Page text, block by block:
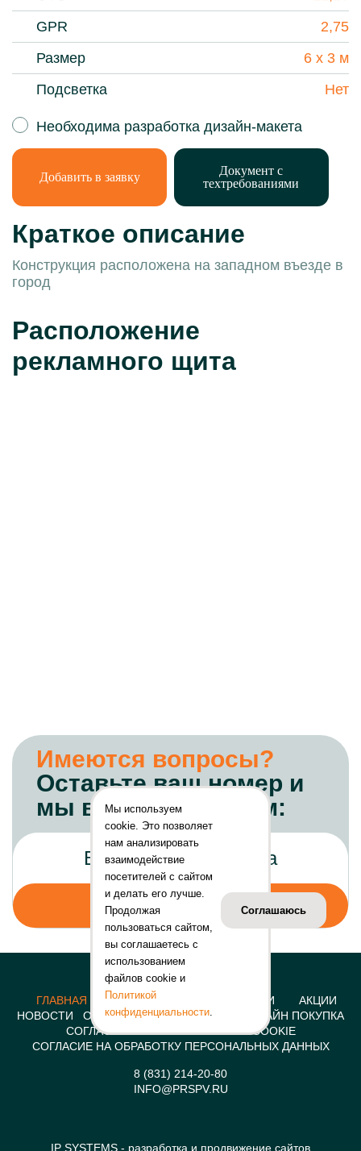
GPR
2,75
Размер
6 х 3 м
Подсветка
Нет
Необходима разработка дизайн-макета
Добавить в заявку
Документ с
техтребованиями
Краткое описание
Конструкция расположена на западном въезде в
город
Расположение
рекламного щита
Имеются вопросы?
Оставьте ваш номер и
мы вам перезвоним:
ГЛАВНАЯ КОНСТРУКЦИИ УСЛУГИ
АКЦИИ
НОВОСТИ
О КОМПАНИИ КОНТАКТЫ
ОНЛАЙН ПОКУПКА
СОГЛАСИЕ НА ИСПОЛЬЗОВАНИЕ COOKIE
СОГЛАСИЕ НА ОБРАБОТКУ ПЕРСОНАЛЬНЫХ ДАННЫХ
8 (831) 214-20-80
INFO@PRSPV.RU
IP SYSTEMS - разработка и продвижение сайтов
Мы используем
cookie. Это позволяет
нам анализировать
взаимодействие
посетителей с сайтом
и делать его лучше.
Продолжая
пользоваться сайтом,
вы соглашаетесь с
использованием
файлов cookie и
Политикой
конфиденциальности.
Соглашаюсь